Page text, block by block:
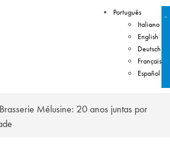
Português
Italiano
English
Deutsch
Français
Español
Mélusine: 20 anos juntas por